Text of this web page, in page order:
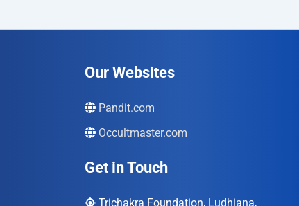
Our Websites
Pandit.com
Occultmaster.com
Get in Touch
Trichakra Foundation, Ludhiana,